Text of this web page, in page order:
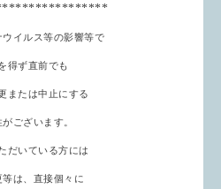
イルス等の影響等で
得ず直前でも
または中止にする
ございます。
だいている方には
等は、直接個々に